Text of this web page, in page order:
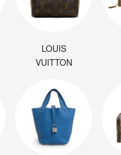
LOUIS
VUITTON